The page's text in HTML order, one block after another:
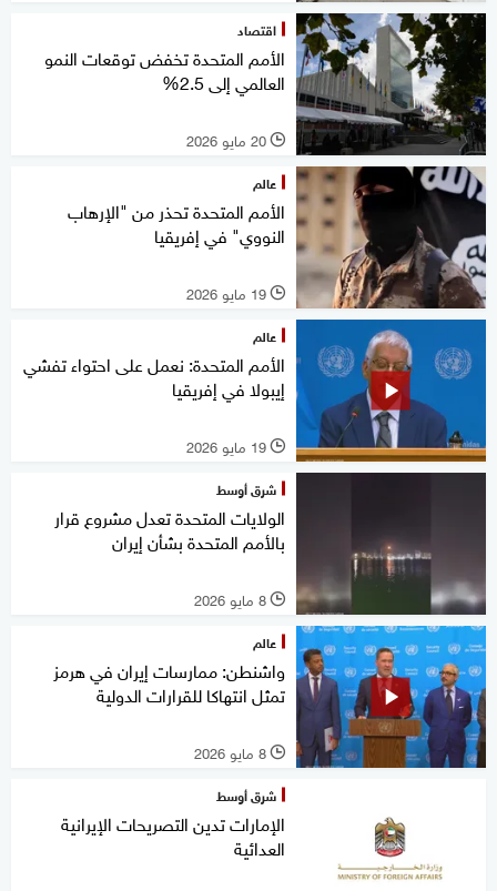
اقتصاد
الأمم المتحدة تخفض توقعات النمو
العالمي إلى 2.5%
l 20 مايو 2026
عالم
الأمم المتحدة تحذر من "الإرهاب
النووي" في إفريقيا
l 19 مايو 2026
عالم
الأمم المتحدة: نعمل على احتواء تفشي
إيبولا في إفريقيا
l 19 مايو 2026
شرق أوسط
الولايات المتحدة تعدل مشروع قرار
بالأمم المتحدة بشأن إيران
l 8 مايو 2026
عالم
واشنطن: ممارسات إيران في هرمز
تمثل انتهاكا للقرارات الدولية
l 8 مايو 2026
شرق أوسط
الإمارات تدين التصريحات الإيرانية
العدائية